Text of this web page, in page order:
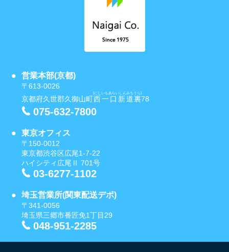
営業本部(京都)
〒613-0026
京都府久世郡久御山町西一口新道裏
(にしいもあらいしんみちうら)
78
075-632-7800
東京オフィス
〒150-0012
東京都渋谷区広尾1-7-22
ハイシティ広尾Ⅱ 701号
03-6277-1102
埼玉営業所(関東配送デポ)
〒341-0056
埼玉県三郷市番匠免1丁目29
048-951-2285